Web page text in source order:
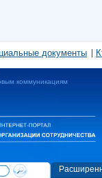
документы
коммуникациям